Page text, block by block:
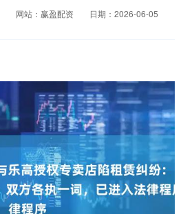
网站：赢盈配资
日期：2026-06-05